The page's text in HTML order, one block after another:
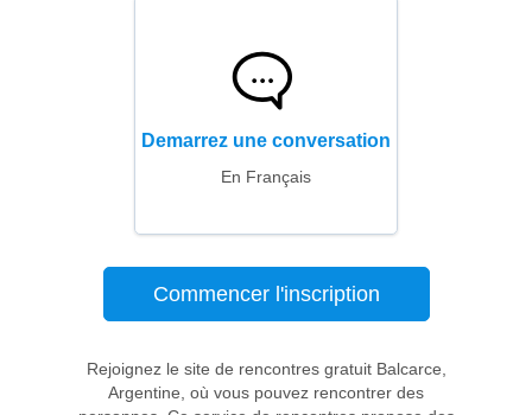
Demarrez une conversation
En Français
Commencer l'inscription
Rejoignez le site de rencontres gratuit Balcarce,
Argentine, où vous pouvez rencontrer des